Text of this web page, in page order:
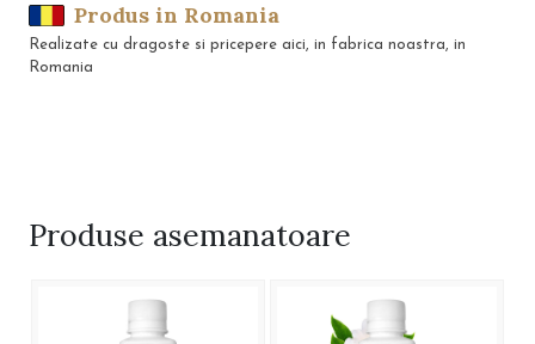
Produs in Romania
Realizate cu dragoste si pricepere aici, in fabrica noastra, in
Romania
Produse asemanatoare